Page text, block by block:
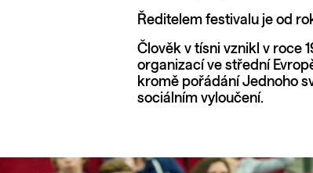
Ředitelem festivalu je od
Člověk v tísni vznikl v roce
organizací ve střední
kromě pořádání Jednoho
sociálním vyloučení.